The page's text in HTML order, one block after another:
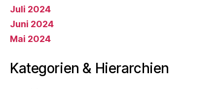
Juli 2024
Juni 2024
Mai 2024
Kategorien & Hierarchien